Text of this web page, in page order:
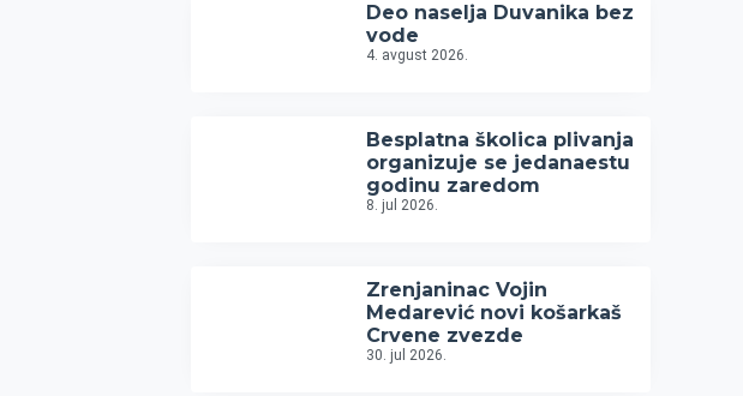
Deo naselja Duvanika bez
vode
4. avgust 2026.
Besplatna školica plivanja
organizuje se jedanaestu
godinu zaredom
8. jul 2026.
Zrenjaninac Vojin
Medarević novi košarkaš
Crvene zvezde
30. jul 2026.